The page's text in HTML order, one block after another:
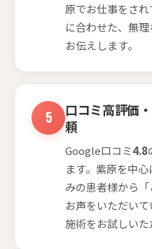
原でお仕事をさ
に合わせた、無
お伝えします。
口コミ高評価
頼
Google口コミ4.8
ます。紫原を中
みの患者様から
お声をいただい
施術をお試しいた